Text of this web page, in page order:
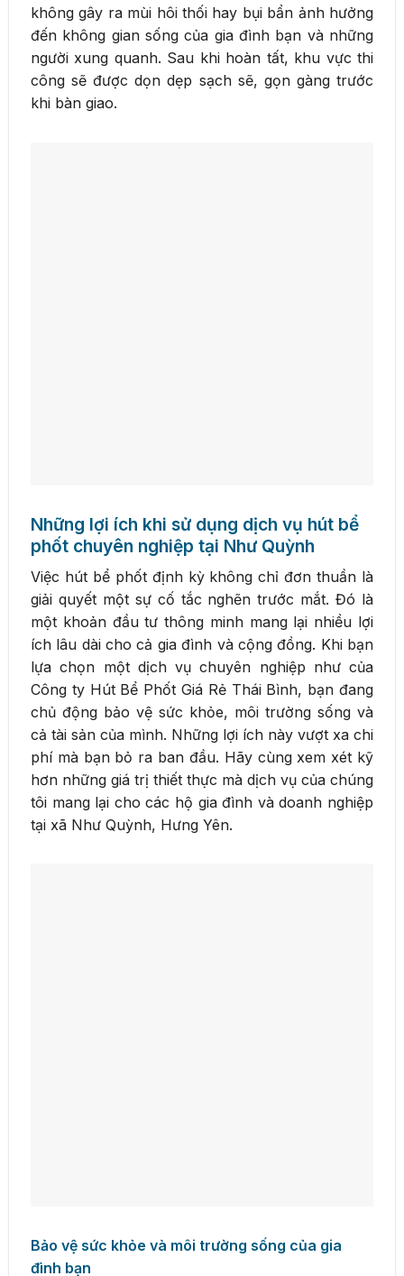
không gây ra mùi hôi thối hay bụi bẩn ảnh hưởng
đến không gian sống của gia đình bạn và những
người xung quanh. Sau khi hoàn tất, khu vực thi
công sẽ được dọn dẹp sạch sẽ, gọn gàng trước
khi bàn giao.
Những lợi ích khi sử dụng dịch vụ hút bể
phốt chuyên nghiệp tại Như Quỳnh
Việc hút bể phốt định kỳ không chỉ đơn thuần là
giải quyết một sự cố tắc nghẽn trước mắt. Đó là
một khoản đầu tư thông minh mang lại nhiều lợi
ích lâu dài cho cả gia đình và cộng đồng. Khi bạn
lựa chọn một dịch vụ chuyên nghiệp như của
Công ty Hút Bể Phốt Giá Rẻ Thái Bình, bạn đang
chủ động bảo vệ sức khỏe, môi trường sống và
cả tài sản của mình. Những lợi ích này vượt xa chi
phí mà bạn bỏ ra ban đầu. Hãy cùng xem xét kỹ
hơn những giá trị thiết thực mà dịch vụ của chúng
tôi mang lại cho các hộ gia đình và doanh nghiệp
tại xã Như Quỳnh, Hưng Yên.
Bảo vệ sức khỏe và môi trường sống của gia
đình bạn